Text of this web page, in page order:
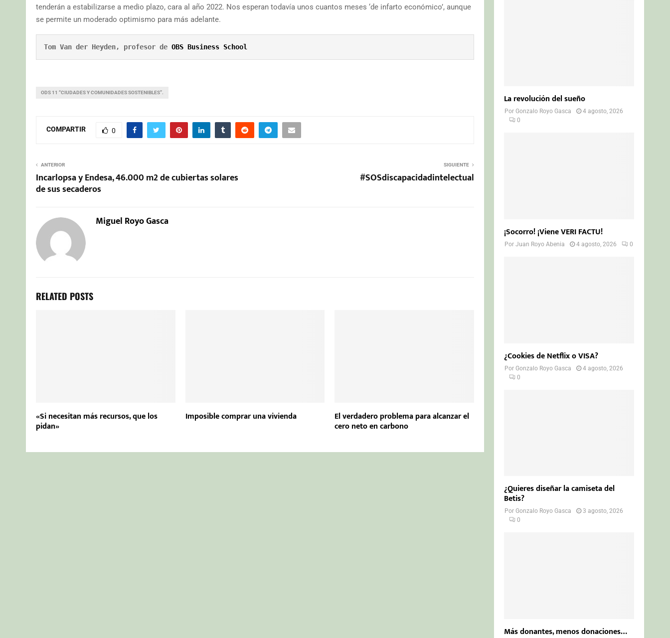
tenderán a estabilizarse a medio plazo, cara al año 2022. Nos esperan todavía unos cuantos meses ‘de infarto económico’, aunque
se permite un moderado optimismo para más adelante.
Tom Van der Heyden, profesor de OBS Business School
ODS 11 “CIUDADES Y COMUNIDADES SOSTENIBLES”.
COMPARTIR 0
ANTERIOR
Incarlopsa y Endesa, 46.000 m2 de cubiertas solares
de sus secaderos
SIGUIENTE
#SOSdiscapacidadintelectual
Miguel Royo Gasca
RELATED POSTS
«Si necesitan más recursos, que los
pidan»
Imposible comprar una vivienda El verdadero problema para alcanzar el
cero neto en carbono
La revolución del sueño
PorGonzalo Royo Gasca
4 agosto, 2026
0
¡Socorro! ¡Viene VERI FACTU!
PorJuan Royo Abenia 4 agosto, 2026 0
¿Cookies de Netflix o VISA?
PorGonzalo Royo Gasca
4 agosto, 2026
0
¿Quieres diseñar la camiseta del
Betis?
PorGonzalo Royo Gasca
3 agosto, 2026
0
Más donantes, menos donaciones…